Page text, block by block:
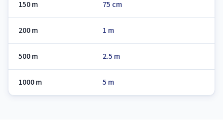
150 m 75 cm
200 m 1 m
500 m 2.5 m
1000 m 5 m